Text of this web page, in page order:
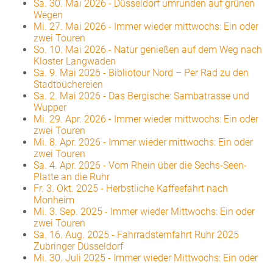
Sa. 30. Mai 2026 - Düsseldorf umrunden auf grünen
Wegen
Mi. 27. Mai 2026 - Immer wieder mittwochs: Ein oder
zwei Touren
So. 10. Mai 2026 - Natur genießen auf dem Weg nach
Kloster Langwaden
Sa. 9. Mai 2026 - Bibliotour Nord – Per Rad zu den
Stadtbüchereien
Sa. 2. Mai 2026 - Das Bergische: Sambatrasse und
Wupper
Mi. 29. Apr. 2026 - Immer wieder mittwochs: Ein oder
zwei Touren
Mi. 8. Apr. 2026 - Immer wieder mittwochs: Ein oder
zwei Touren
Sa. 4. Apr. 2026 - Vom Rhein über die Sechs-Seen-
Platte an die Ruhr
Fr. 3. Okt. 2025 - Herbstliche Kaffeefahrt nach
Monheim
Mi. 3. Sep. 2025 - Immer wieder Mittwochs: Ein oder
zwei Touren
Sa. 16. Aug. 2025 - Fahrradsternfahrt Ruhr 2025
Zubringer Düsseldorf
Mi. 30. Juli 2025 - Immer wieder Mittwochs: Ein oder